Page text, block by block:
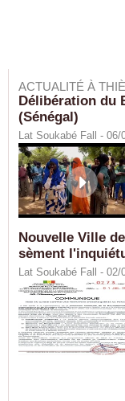
ACTUALITÉ À
Délibération du
(Sénégal)
Lat Soukabé Fall - 06/
Nouvelle Ville
sèment
Lat Soukabé Fall - 02/